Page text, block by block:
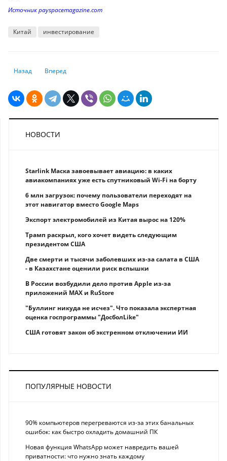
Источник payspacemagazine.com
Китай инвестирование
Предыдущий: Как создаются тенге
Назад Следующий: Нацбанк выпускает в обращение монеты
Вперед
НОВОСТИ
Starlink Маска завоевывает авиацию: в каких
авиакомпаниях уже есть спутниковый Wi-Fi на борту
6 млн загрузок: почему пользователи переходят на
этот навигатор вместо Google Maps
Экспорт электромобилей из Китая вырос на 120%
Трамп раскрыл, кого хочет видеть следующим
президентом США
Две смерти и тысячи заболевших из-за салата в США
- в Казахстане оценили риск вспышки
В России возбудили дело против Apple из-за
приложений MAX и RuStore
"Буллинг никуда не исчез". Что показала экспертная
оценка госпрограммы "ДосболLike"
США готовят закон об экстренном отключении ИИ
ПОПУЛЯРНЫЕ НОВОСТИ
90% компьютеров перегреваются из-за этих банальных
ошибок: как быстро охладить домашний ПК
Новая функция WhatsApp может навредить вашей
приватности: что нужно знать каждому